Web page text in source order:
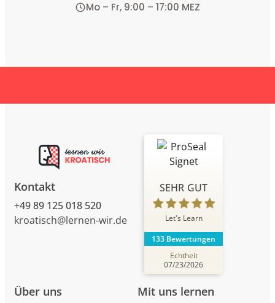
Mo – Fr, 9:00 – 17:00 MEZ
Kontakt
+49 89 125 018 520
kroatisch@lernen-wir.de
Über uns Mit uns lernen
SEHR GUT
Let's Learn
133 Bewertungen
Echtheit
07/23/2026